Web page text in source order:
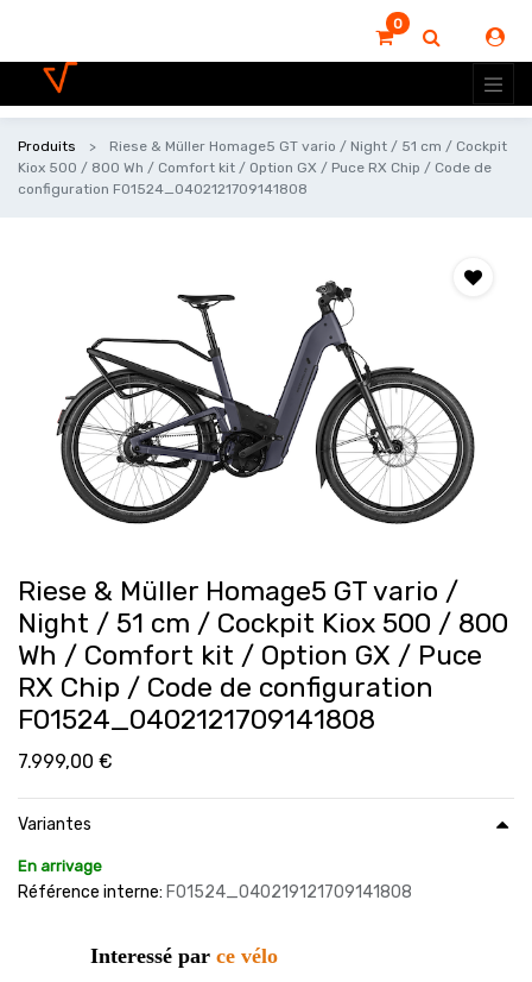
0
Produits
Riese & Müller Homage5 GT vario / Night / 51 cm / Cockpit
Kiox 500 / 800 Wh / Comfort kit / Option GX / Puce RX Chip / Code de
configuration F01524_0402121709141808
Riese & Müller Homage5 GT vario /
Night / 51 cm / Cockpit Kiox 500 / 800
Wh / Comfort kit / Option GX / Puce
RX Chip / Code de configuration
F01524_0402121709141808
7.999,00 €
Variantes
En arrivage
Référence interne: F01524_040219121709141808
Interessé par ce vélo